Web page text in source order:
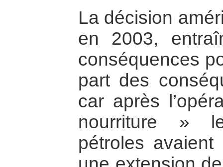
La décision
en 2003,
conséquences
part des
car après
nourriture »
pétroles avaient